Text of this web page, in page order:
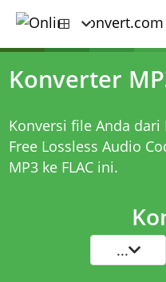
Konverter
Konversi file Anda dari
Free Lossless Audio
MP3 ke FLACini.
...